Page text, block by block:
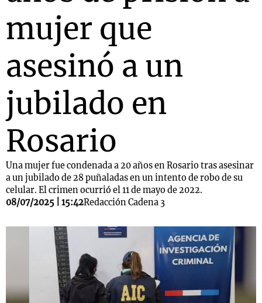
mujer que
asesinó a un
jubilado en
Rosario
Una mujer fue condenada a 20 años en Rosario tras asesinar
a un jubilado de 28 puñaladas en un intento de robo de su
celular. El crimen ocurrió el 11 de mayo de 2022.
08/07/2025 | 15:42Redacción Cadena 3